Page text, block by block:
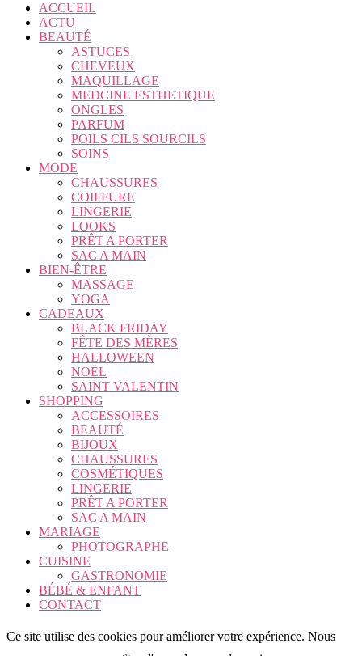
ACCUEIL
ACTU
BEAUTÉ
ASTUCES
CHEVEUX
MAQUILLAGE
MEDCINE ESTHETIQUE
ONGLES
PARFUM
POILS CILS SOURCILS
SOINS
MODE
CHAUSSURES
COIFFURE
LINGERIE
LOOKS
PRÊT A PORTER
SAC A MAIN
BIEN-ÊTRE
MASSAGE
YOGA
CADEAUX
BLACK FRIDAY
FÊTE DES MÈRES
HALLOWEEN
NOËL
SAINT VALENTIN
SHOPPING
ACCESSOIRES
BEAUTÉ
BIJOUX
CHAUSSURES
COSMÉTIQUES
LINGERIE
PRÊT A PORTER
SAC A MAIN
MARIAGE
PHOTOGRAPHE
CUISINE
GASTRONOMIE
BÉBÉ & ENFANT
CONTACT
Ce site utilise des cookies pour améliorer votre expérience. Nous